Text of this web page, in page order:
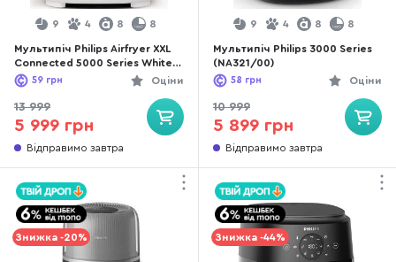
9 4 8 8
Мультипіч Philips Airfryer XXL
Connected 5000 Series White
(HD9285/00)
Оціни
59 грн
13 999
5 999 грн
Відправимо завтра
9 4 8 8
Мультипіч Philips 3000 Series
(NA321/00)
Оціни
58 грн
10 999
5 899 грн
Відправимо завтра
Знижка -20% Знижка -44%